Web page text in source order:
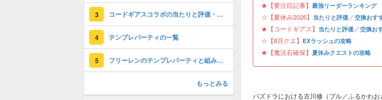
★【要注目記事】 最強リーダーランキング
☆【夏休み2026】 当たりと評価／交換おす
★【コードギアス】 当たりと評価／交換お
☆【8月クエ】 EXラッシュの攻略
★【魔法石確保】 夏休みクエストの攻略
パズドラにおける古川修（ブル／ふるかわ
3 コードギアスコラボの当たりと評価・引くべき？
4 テンプレパーティの一覧
5 フリーレンのテンプレパーティと組み方・フリーレンパーティ
もっとみる